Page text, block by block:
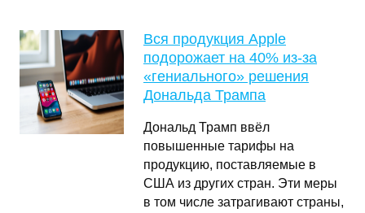
Вся продукция Apple
подорожает на 40% из-за
«гениального» решения
Дональда Трампа
Дональд Трамп ввёл
повышенные тарифы на
продукцию, поставляемые в
США из других стран. Эти меры
в том числе затрагивают страны,